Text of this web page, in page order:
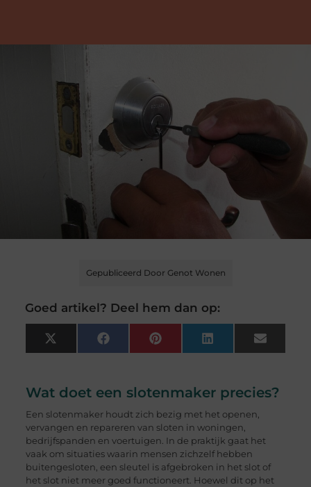
Gepubliceerd Door Genot Wonen
Goed artikel? Deel hem dan op:
X
(Twitter)
FacebookPinterest LinkedIn Email
Wat doet een slotenmaker precies?
Een slotenmaker houdt zich bezig met het openen,
vervangen en repareren van sloten in woningen,
bedrijfspanden en voertuigen. In de praktijk gaat het
vaak om situaties waarin mensen zichzelf hebben
buitengesloten, een sleutel is afgebroken in het slot of
het slot niet meer goed functioneert. Hoewel dit op het